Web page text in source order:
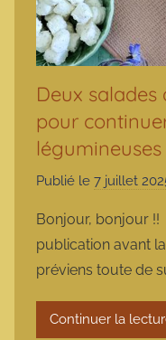
Deux salades
pour
Publié le 7 juillet
Bonjour, bonjour !!
publication avant
préviens toute de
Continuer la